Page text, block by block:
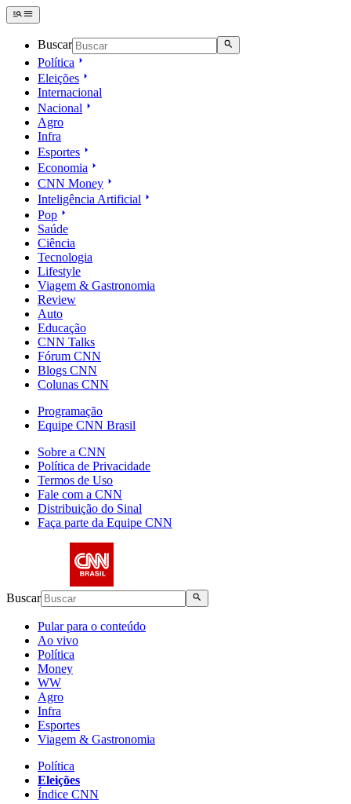
Buscar
Política
Eleições
Internacional
Nacional
Agro
Infra
Esportes
Economia
CNN Money
Inteligência Artificial
Pop
Saúde
Ciência
Tecnologia
Lifestyle
Viagem & Gastronomia
Review
Auto
Educação
CNN Talks
Fórum CNN
Blogs CNN
Colunas CNN
Programação
Equipe CNN Brasil
Sobre a CNN
Política de Privacidade
Termos de Uso
Fale com a CNN
Distribuição do Sinal
Faça parte da Equipe CNN
Buscar
Pular para o conteúdo
Ao vivo
Política
Money
WW
Agro
Infra
Esportes
Viagem & Gastronomia
Política
Eleições
Índice CNN